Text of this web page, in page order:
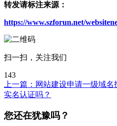
转发请标注来源：
https://www.szforun.net/
扫一扫，关注我们
143
上一篇： 网站建设申请一级域名
实名认证吗？
您还在犹豫吗？